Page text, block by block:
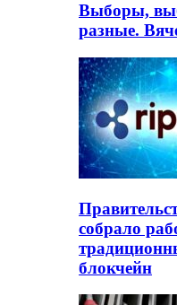
Выборы,
разные.
собрало
блокчейн